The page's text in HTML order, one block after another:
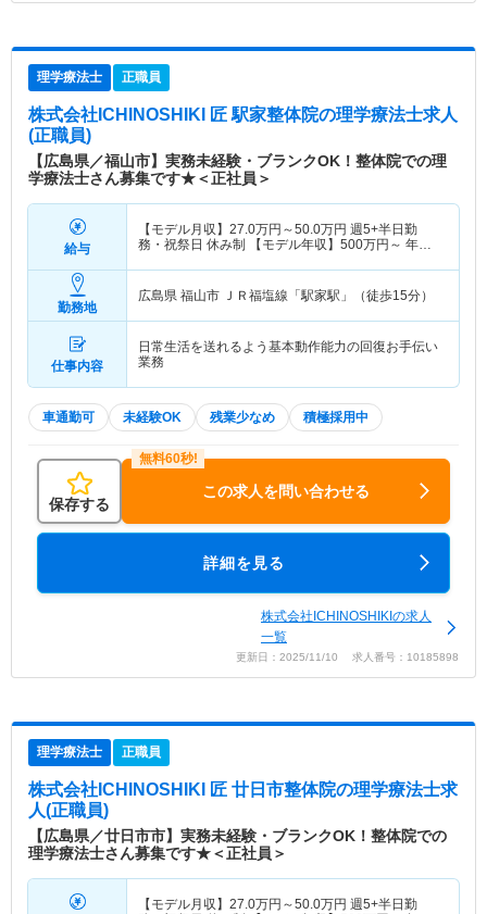
理学療法士 正職員
株式会社ICHINOSHIKI 匠 駅家整体院の理学療法士求人
(正職員)
【広島県／福山市】実務未経験・ブランクOK！整体院での理
学療法士さん募集です★＜正社員＞
給与
【モデル月収】 27.0万円～50.0万円 週5+半日勤
務・祝祭日 休み制 【モデル年収】 500万円～ 年収
勤務地
広島県 福山市 ＪＲ福塩線「駅家駅」（徒歩15分）
仕事内容
日常生活を送れるよう基本動作能力の回復お手伝い
業務
車通勤可 未経験OK 残業少なめ 積極採用中
保存する
この求人を問い合わせる
詳細を見る
株式会社ICHINOSHIKIの求人
一覧
更新日：2025/11/10 求人番号：10185898
理学療法士 正職員
株式会社ICHINOSHIKI 匠 廿日市整体院の理学療法士求
人(正職員)
【広島県／廿日市市】実務未経験・ブランクOK！整体院での
理学療法士さん募集です★＜正社員＞
【モデル月収】 27.0万円～50.0万円 週5+半日勤